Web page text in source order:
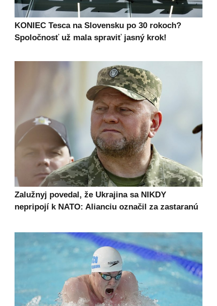
KONIEC Tesca na Slovensku po 30 rokoch?
Spoločnosť už mala spraviť jasný krok!
Zalužnyj povedal, že Ukrajina sa NIKDY
nepripojí k NATO: Alianciu označil za zastaranú